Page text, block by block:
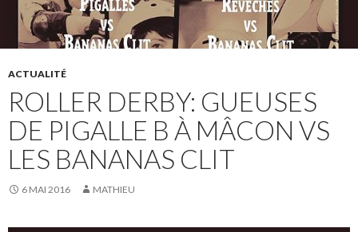
ACTUALITÉ
ROLLER DERBY: GUEUSES
DE PIGALLE B À MÂCON VS
LES BANANAS CLIT
6 MAI 2016 MATHIEU